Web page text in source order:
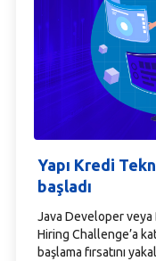
Yapı Kredi
başladı
Java Developer
Hiring Challenge’a
başlama fırsatını